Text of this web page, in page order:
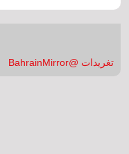
تغريدات @BahrainMirror